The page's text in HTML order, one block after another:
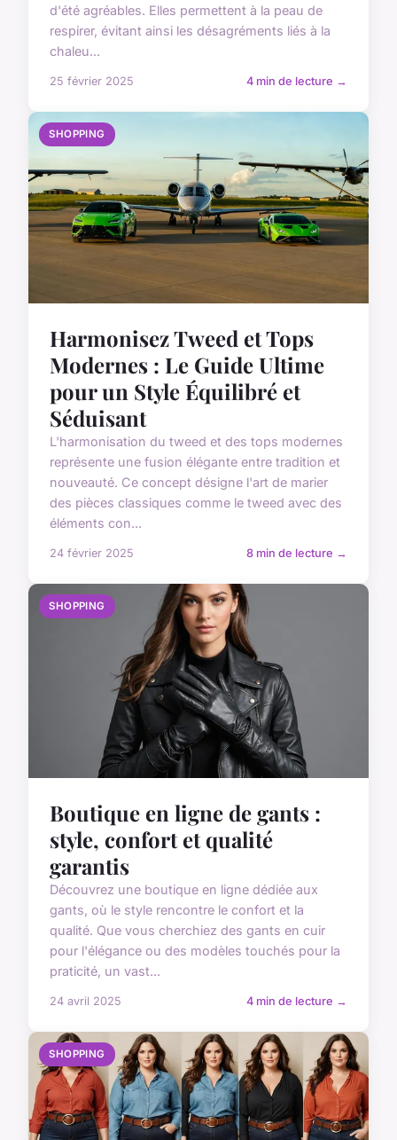
d'été agréables. Elles permettent à la peau de
respirer, évitant ainsi les désagréments liés à la
chaleu...
25 février 2025 4 min de lecture →
SHOPPING
Harmonisez Tweed et Tops
Modernes : Le Guide Ultime
pour un Style Équilibré et
Séduisant
L'harmonisation du tweed et des tops modernes
représente une fusion élégante entre tradition et
nouveauté. Ce concept désigne l'art de marier
des pièces classiques comme le tweed avec des
éléments con...
24 février 2025 8 min de lecture →
SHOPPING
Boutique en ligne de gants :
style, confort et qualité
garantis
Découvrez une boutique en ligne dédiée aux
gants, où le style rencontre le confort et la
qualité. Que vous cherchiez des gants en cuir
pour l'élégance ou des modèles touchés pour la
praticité, un vast...
24 avril 2025 4 min de lecture →
SHOPPING